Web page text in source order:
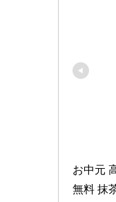
お中元
無料 抹